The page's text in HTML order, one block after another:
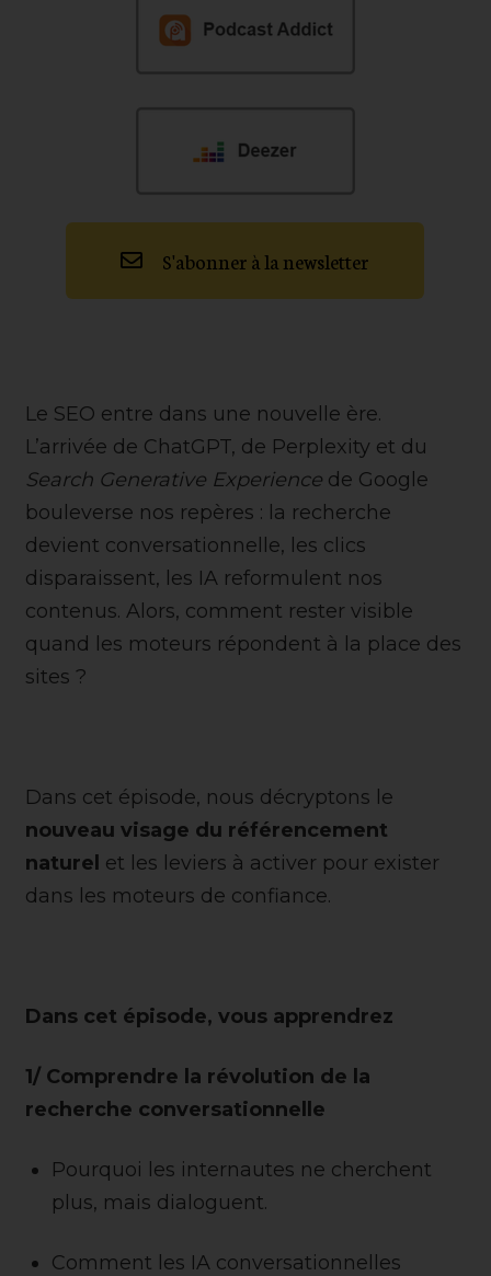
S'abonner à la newsletter
Le SEO entre dans une nouvelle ère.
L’arrivée de ChatGPT, de Perplexity et du
Search Generative Experience de Google
bouleverse nos repères : la recherche
devient conversationnelle, les clics
disparaissent, les IA reformulent nos
contenus. Alors, comment rester visible
quand les moteurs répondent à la place des
sites ?
Dans cet épisode, nous décryptons le
nouveau visage du référencement
naturel et les leviers à activer pour exister
dans les moteurs de confiance.
Dans cet épisode, vous apprendrez
1/ Comprendre la révolution de la
recherche conversationnelle
Pourquoi les internautes ne cherchent
plus, mais dialoguent.
Comment les IA conversationnelles